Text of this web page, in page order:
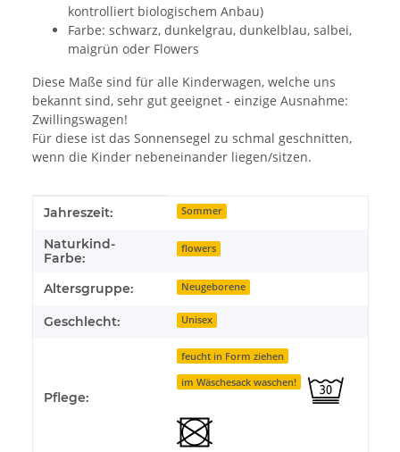
kontrolliert biologischem Anbau)
Farbe: schwarz, dunkelgrau, dunkelblau, salbei,
maigrün oder Flowers
Diese Maße sind für alle Kinderwagen, welche uns
bekannt sind, sehr gut geeignet - einzige Ausnahme:
Zwillingswagen!
Für diese ist das Sonnensegel zu schmal geschnitten,
wenn die Kinder nebeneinander liegen/sitzen.
Produkteigenschaft
Wert
Jahreszeit: Sommer
Naturkind-
Farbe:
flowers
Altersgruppe: Neugeborene
Geschlecht: Unisex
Pflege:
feucht in Form ziehen
im Wäschesack waschen!